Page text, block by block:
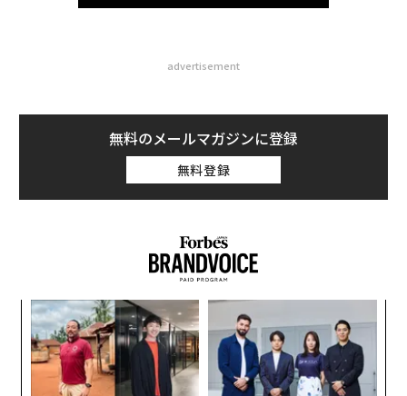
advertisement
無料のメールマガジンに登録
無料登録